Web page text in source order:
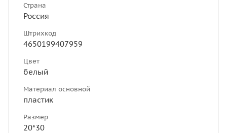
Страна
Россия
Штрихкод
4650199407959
Цвет
белый
Материал основной
пластик
Размер
20*30